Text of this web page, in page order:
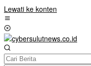
Lewati ke konten